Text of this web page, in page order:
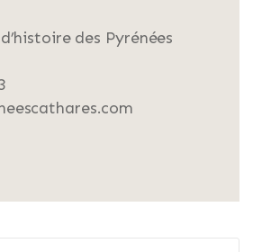
des Pyrénées